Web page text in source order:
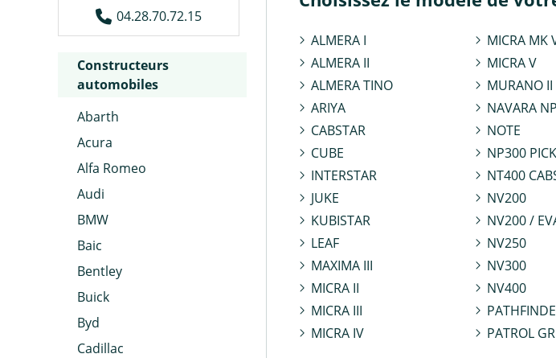
04.28.70.72.15
Constructeurs
automobiles
Abarth
Acura
Alfa Romeo
Audi
BMW
Baic
Bentley
Buick
Byd
Cadillac
ALMERA I
ALMERA II
ALMERA TINO
ARIYA
CABSTAR
CUBE
INTERSTAR
JUKE
KUBISTAR
LEAF
MAXIMA III
MICRA II
MICRA III
MICRA IV
MICRA MK
MICRA V
MURANO II
NAVARA
NOTE
NP300
NT400
NV200
NV200 /
NV250
NV300
NV400
PATROL